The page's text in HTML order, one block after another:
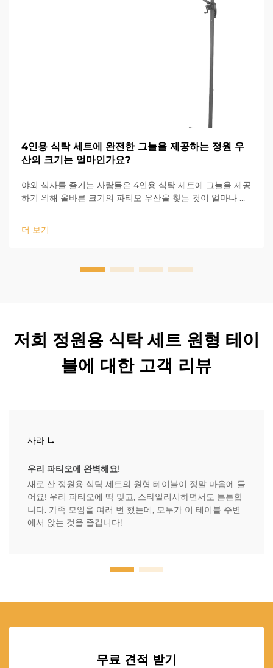
4인용 식탁 세트에 완전한 그늘을 제공하는 정원 우
산의 크기는 얼마인가요?
야외 식사를 즐기는 사람들은 4인용 식탁 세트에 그늘을 제공
하기 위해 올바른 크기의 파티오 우산을 찾는 것이 얼마나 어
트의 일부가 햇빛에 노출되며, 너무 크면...
더 보기
저희 정원용 식탁 세트 원형 테이
블에 대한 고객 리뷰
사라 L.
우리 파티오에 완벽해요!
새로 산 정원용 식탁 세트의 원형 테이블이 정말 마음에 들
어요! 우리 파티오에 딱 맞고, 스타일리시하면서도 튼튼합
니다. 가족 모임을 여러 번 했는데, 모두가 이 테이블 주변
에서 앉는 것을 즐깁니다!
무료 견적 받기